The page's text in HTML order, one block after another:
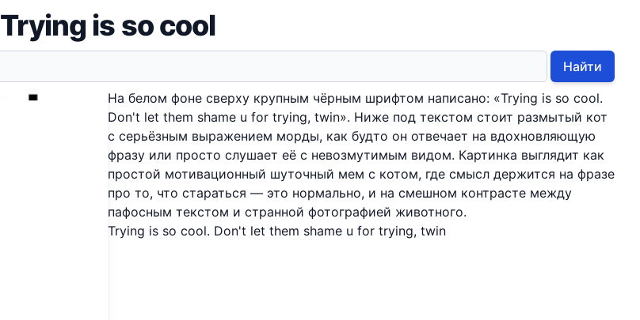
Trying is so cool
Найти
На белом фоне сверху крупным чёрным шрифтом написано: «Trying is so cool.
Don't let them shame u for trying, twin». Ниже под текстом стоит размытый кот
с серьёзным выражением морды, как будто он отвечает на вдохновляющую
фразу или просто слушает её с невозмутимым видом. Картинка выглядит как
простой мотивационный шуточный мем с котом, где смысл держится на фразе
про то, что стараться — это нормально, и на смешном контрасте между
пафосным текстом и странной фотографией животного.
Trying is so cool. Don't let them shame u for trying, twin